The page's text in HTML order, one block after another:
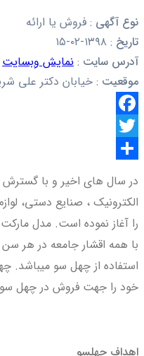
نوع آگهی : فروش یا ارائه
تاریخ :
آدرس سایت : نمایش وبسایت
موقعیت : خیابان دکتر علی
Facebook
Twitter
گذاری
در سال های اخیر و با گسترش
با همه اقشار جامعه در هر سن
استفاده از چهل سو می­باشد.
خود را جهت فروش در چهل سو
اهداف چهلسو